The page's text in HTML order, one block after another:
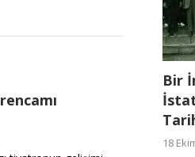
Bir
18